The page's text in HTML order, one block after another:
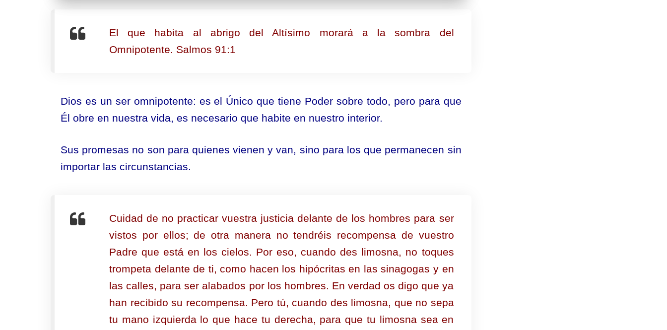
El que habita al abrigo del Altísimo morará a la sombra del
Omnipotente. Salmos 91:1
Dios es un ser omnipotente: es el Único que tiene Poder sobre todo, pero para que
Él obre en nuestra vida, es necesario que habite en nuestro interior.
Sus promesas no son para quienes vienen y van, sino para los que permanecen sin
importar las circunstancias.
Cuidad de no practicar vuestra justicia delante de los hombres para ser
vistos por ellos; de otra manera no tendréis recompensa de vuestro
Padre que está en los cielos. Por eso, cuando des limosna, no toques
trompeta delante de ti, como hacen los hipócritas en las sinagogas y en
las calles, para ser alabados por los hombres. En verdad os digo que ya
han recibido su recompensa. Pero tú, cuando des limosna, que no sepa
tu mano izquierda lo que hace tu derecha, para que tu limosna sea en